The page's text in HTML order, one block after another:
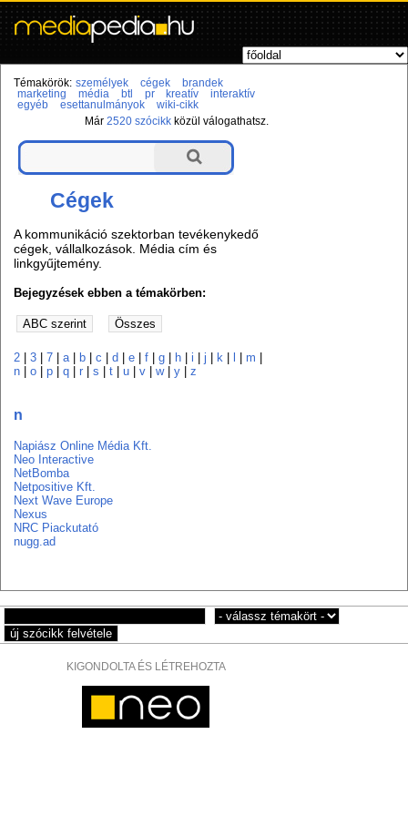
Témakörök: személyek cégek
brandek
marketing
média btl pr kreatív
interaktív
egyéb
esettanulmányok
wiki-cikk
Már2520 szócikk közül válogathatsz.
Cégek
A kommunikáció szektorban tevékenykedő
cégek, vállalkozások. Média cím és
linkgyűjtemény.
Bejegyzések ebben a témakörben:
2 |3 |7 |a| b |c |d |e |f |g h |i |j k |m
n |o |p |q |r |s |t |u |v |w|y |z
n
Napiász Online Média Kft.
Neo Interactive
NetBomba
Netpositive Kft.
Next Wave Europe
Nexus
NRC Piackutató
nugg.ad
KIGONDOLTA ÉS LÉTREHOZTA